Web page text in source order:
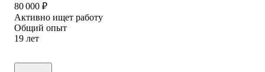
80 000 ₽
Активно ищет работу
Общий опыт
19 лет